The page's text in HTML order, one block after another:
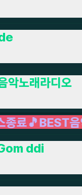
악노래라디오
ddi